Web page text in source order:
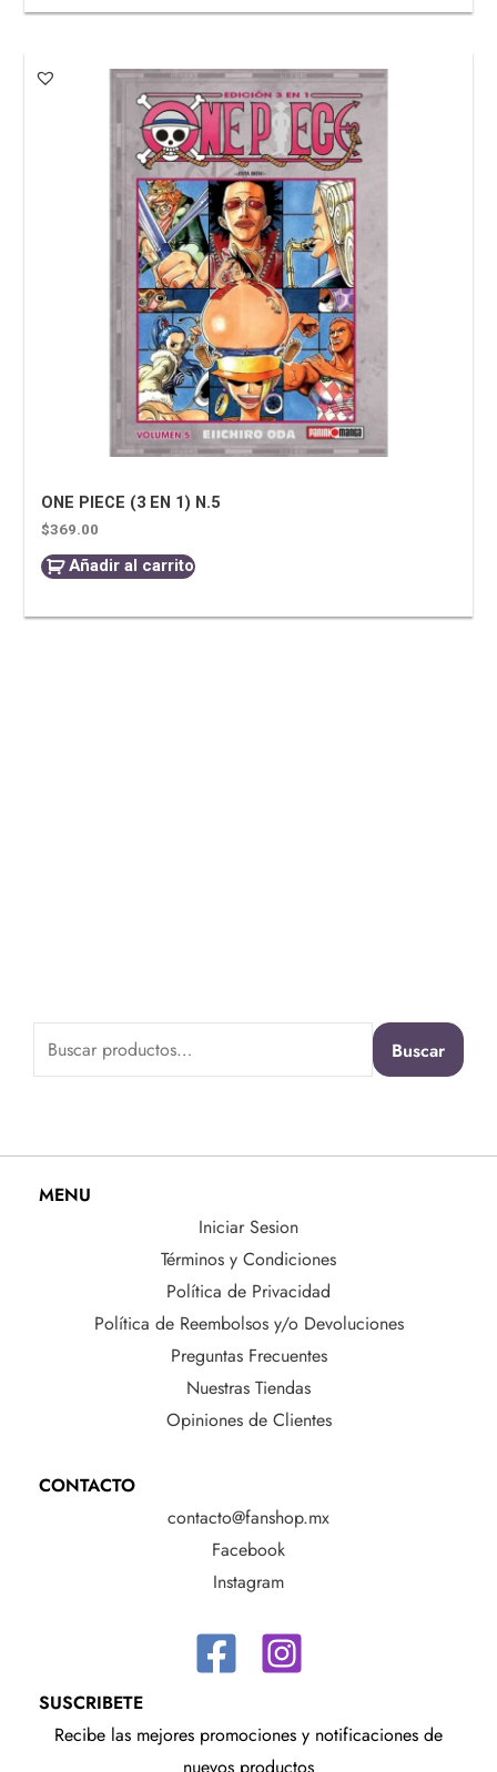
ONE PIECE (3 EN 1) N.5
$369.00
Añadir al carrito
Buscar
por:
Buscar
MENU
Iniciar Sesion
Términos y Condiciones
Política de Privacidad
Política de Reembolsos y/o Devoluciones
Preguntas Frecuentes
Nuestras Tiendas
Opiniones de Clientes
CONTACTO
contacto@fanshop.mx
Facebook
Instagram
SUSCRIBETE
Recibe las mejores promociones y notificaciones de